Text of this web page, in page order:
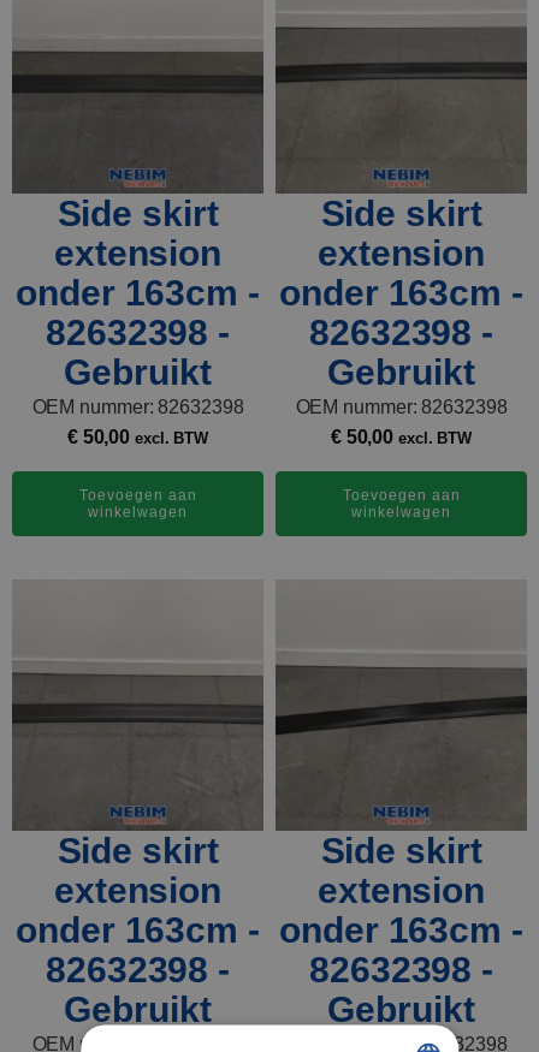
Side skirt
extension
onder 163cm -
82632398 -
Gebruikt
OEM nummer: 82632398
€50,00 excl. BTW
Toevoegen aan
winkelwagen
Side skirt
extension
onder 163cm -
82632398 -
Gebruikt
OEM nummer: 82632398
€50,00 excl. BTW
Toevoegen aan
winkelwagen
Side skirt
extension
onder 163cm -
82632398 -
Gebruikt
OEM nummer: 82632398
Side skirt
extension
onder 163cm -
82632398 -
Gebruikt
OEM nummer: 82632398